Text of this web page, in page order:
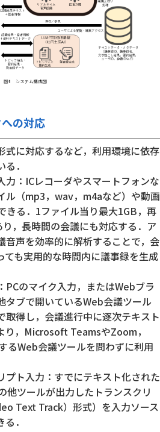
の対応
式に対応するなど，利用環境に依存
．
力：ICレコーダやスマートフォンな
ル（mp3，wav，m4aなど）や動画
きる．1ファイル当り最大1GB，再
，長時間の会議にも対応する．ア
音声を効率的に解析することで，会
ても実用的な時間内に議事録を生成
PCのマイク入力，またはWebブラ
タブで開いているWeb会議ツール
取得し，会議進行中に逐次テキスト
り，Microsoft TeamsやZoom，
るWeb会議ツールを問わずに利用
プト入力：すでにテキスト化された
他ツールが出力したトランスクリ
Text Track）形式）を入力ソース
．